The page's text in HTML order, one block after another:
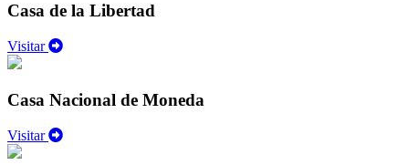
Casa de la Libertad
Visitar
Casa Nacional de Moneda
Visitar